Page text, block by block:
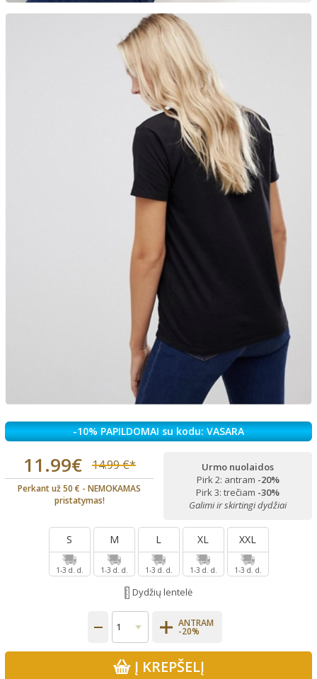
-10% PAPILDOMAI su kodu: VASARA
11.99€ 14.99 €*
Perkant už 50 € - NEMOKAMAS
pristatymas!
Urmo nuolaidos
Pirk 2: antram -20%
Pirk 3: trečiam -30%
Galimi ir skirtingi dydžiai
S
1-3 d. d.
M
1-3 d. d.
L
1-3 d. d.
XL
1-3 d. d.
XXL
1-3 d. d.
Dydžių lentelė
ANTRAM
-20%
Į KREPŠELĮ